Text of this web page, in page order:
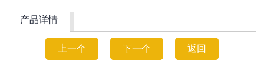
产品详情
上一个 下一个 返回